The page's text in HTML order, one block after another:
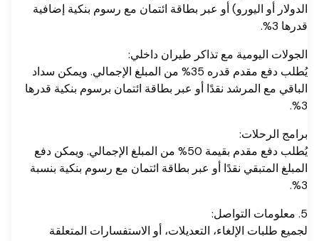
الدولار أو اليورو) أو عبر بطاقة ائتمان مع رسوم بنكية إضافية
قدرها 3%.
الجولات اليومية مع تذاكر طيران داخلي:
يُطلب دفع مقدم قدره 35% من المبلغ الإجمالي. ويمكن سداد
الباقي مع المرشد نقدًا أو عبر بطاقة ائتمان برسوم بنكية قدرها
3%.
برامج الرحلات:
يُطلب دفع مقدم بقيمة 50% من المبلغ الإجمالي. ويمكن دفع
المبلغ المتبقي نقدًا أو عبر بطاقة ائتمان مع رسوم بنكية بنسبة
3%.
5. معلومات التواصل:
لجميع طلبات الإلغاء، التعديلات، أو الاستفسارات المتعلقة